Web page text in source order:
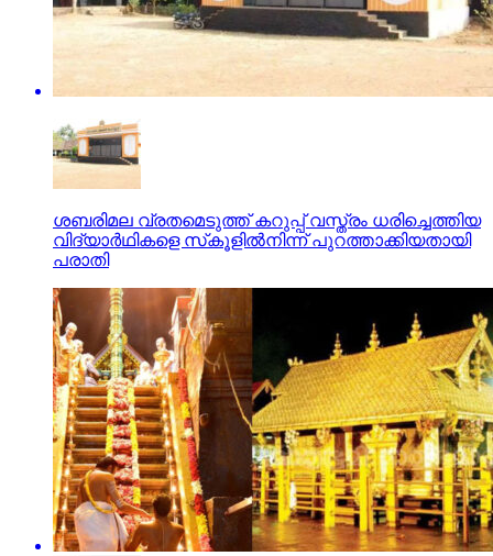
ശബരിമല വ്രതമെടുത്ത് കറുപ്പ് വസ്ത്രം ധരിച്ചെത്തിയ
വിദ്യാര്‍ഥികളെ സ്‌കൂളില്‍നിന്ന് പുറത്താക്കിയതായി
പരാതി